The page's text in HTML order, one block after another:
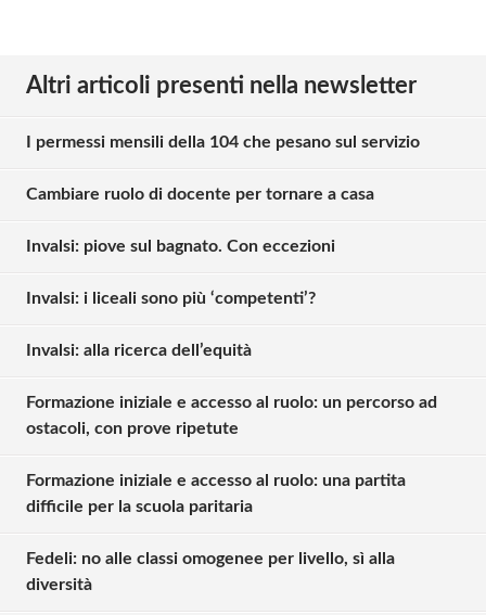
Altri articoli presenti nella newsletter
I permessi mensili della 104 che pesano sul servizio
Cambiare ruolo di docente per tornare a casa
Invalsi: piove sul bagnato. Con eccezioni
Invalsi: i liceali sono più ‘competenti’?
Invalsi: alla ricerca dell’equità
Formazione iniziale e accesso al ruolo: un percorso ad
ostacoli, con prove ripetute
Formazione iniziale e accesso al ruolo: una partita
difficile per la scuola paritaria
Fedeli: no alle classi omogenee per livello, sì alla
diversità